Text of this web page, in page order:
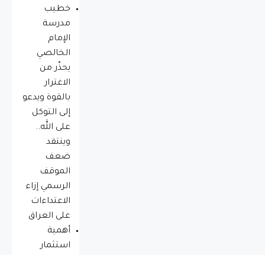
خطيب
مدرسة
الإمام
الخالصي
يحذّر من
الاغترار
بالقوة ويدعو
إلى التوكل
على الله..
وينتقد
ضعف
الموقف
الرسمي إزاء
الاعتداءات
على العراق
أهمية
استثمار